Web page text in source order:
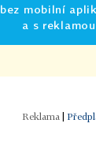
bez mobilní
a s reklamou